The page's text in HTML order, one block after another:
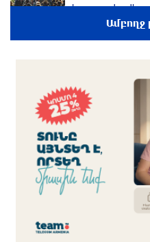
հազարով
«Հըզբոլլահ»-
պահեստների
«Ռեալ
տրանսֆերի
ՆԳՆ-ն
Ամբողջ